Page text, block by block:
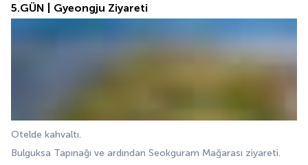
5.GÜN | Gyeongju Ziyareti
Otelde kahvaltı.
Bulguksa Tapınağı ve ardından Seokguram Mağarası ziyareti.